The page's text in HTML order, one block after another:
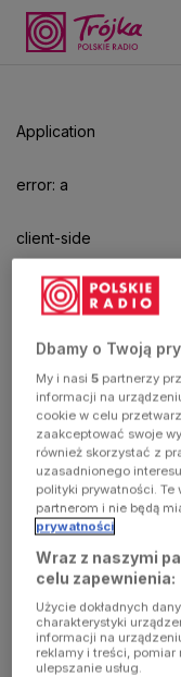
Application
error: a
client-side
exception
has
occurred
(see the
browser
console for
more
information)
Dbamy o Twoją
My i nasi5 partnerzy
informacji na
cookie w celu
zaakceptować swoje
również skorzystać z
uzasadnionego
polityki prywatności. Te
partnerom i nie będą
prywatności
Wraz z naszymi
celu zapewnienia:
Użycie dokładnych
charakterystyki
informacji na
reklamy i treści,
ulepszanie usług.